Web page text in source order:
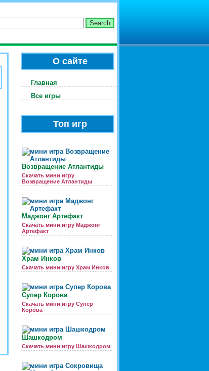
О сайте
Главная
Все игры
Топ игр
Возвращение Атлантиды
Скачать мини игру
Возвращение Атлантиды
Маджонг Артефакт
Скачать мини игру Маджонг
Артефакт
Храм Инков
Скачать мини игру Храм Инков
Супер Корова
Скачать мини игру Супер
Корова
Шашкодром
Скачать мини игру Шашкодром